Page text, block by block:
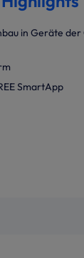
in Geräte der
SmartApp